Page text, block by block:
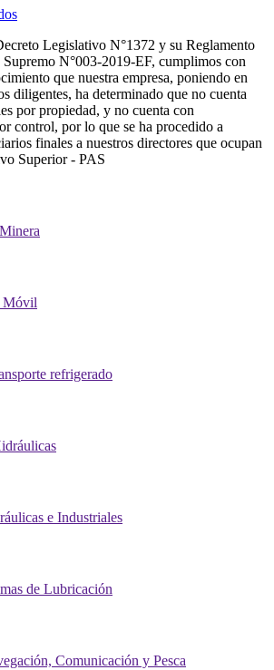
Legislativo N°1372 y su Reglamento
N°003-2019-EF, cumplimos con
que nuestra empresa, poniendo en
diligentes, ha determinado que no cuenta
por propiedad, y no cuenta con
control, por lo que se ha procedido a
finales a nuestros directores que ocupan
Superior - PAS
Móvil
refrigerado
e Industriales
de Lubricación
Comunicación y Pesca